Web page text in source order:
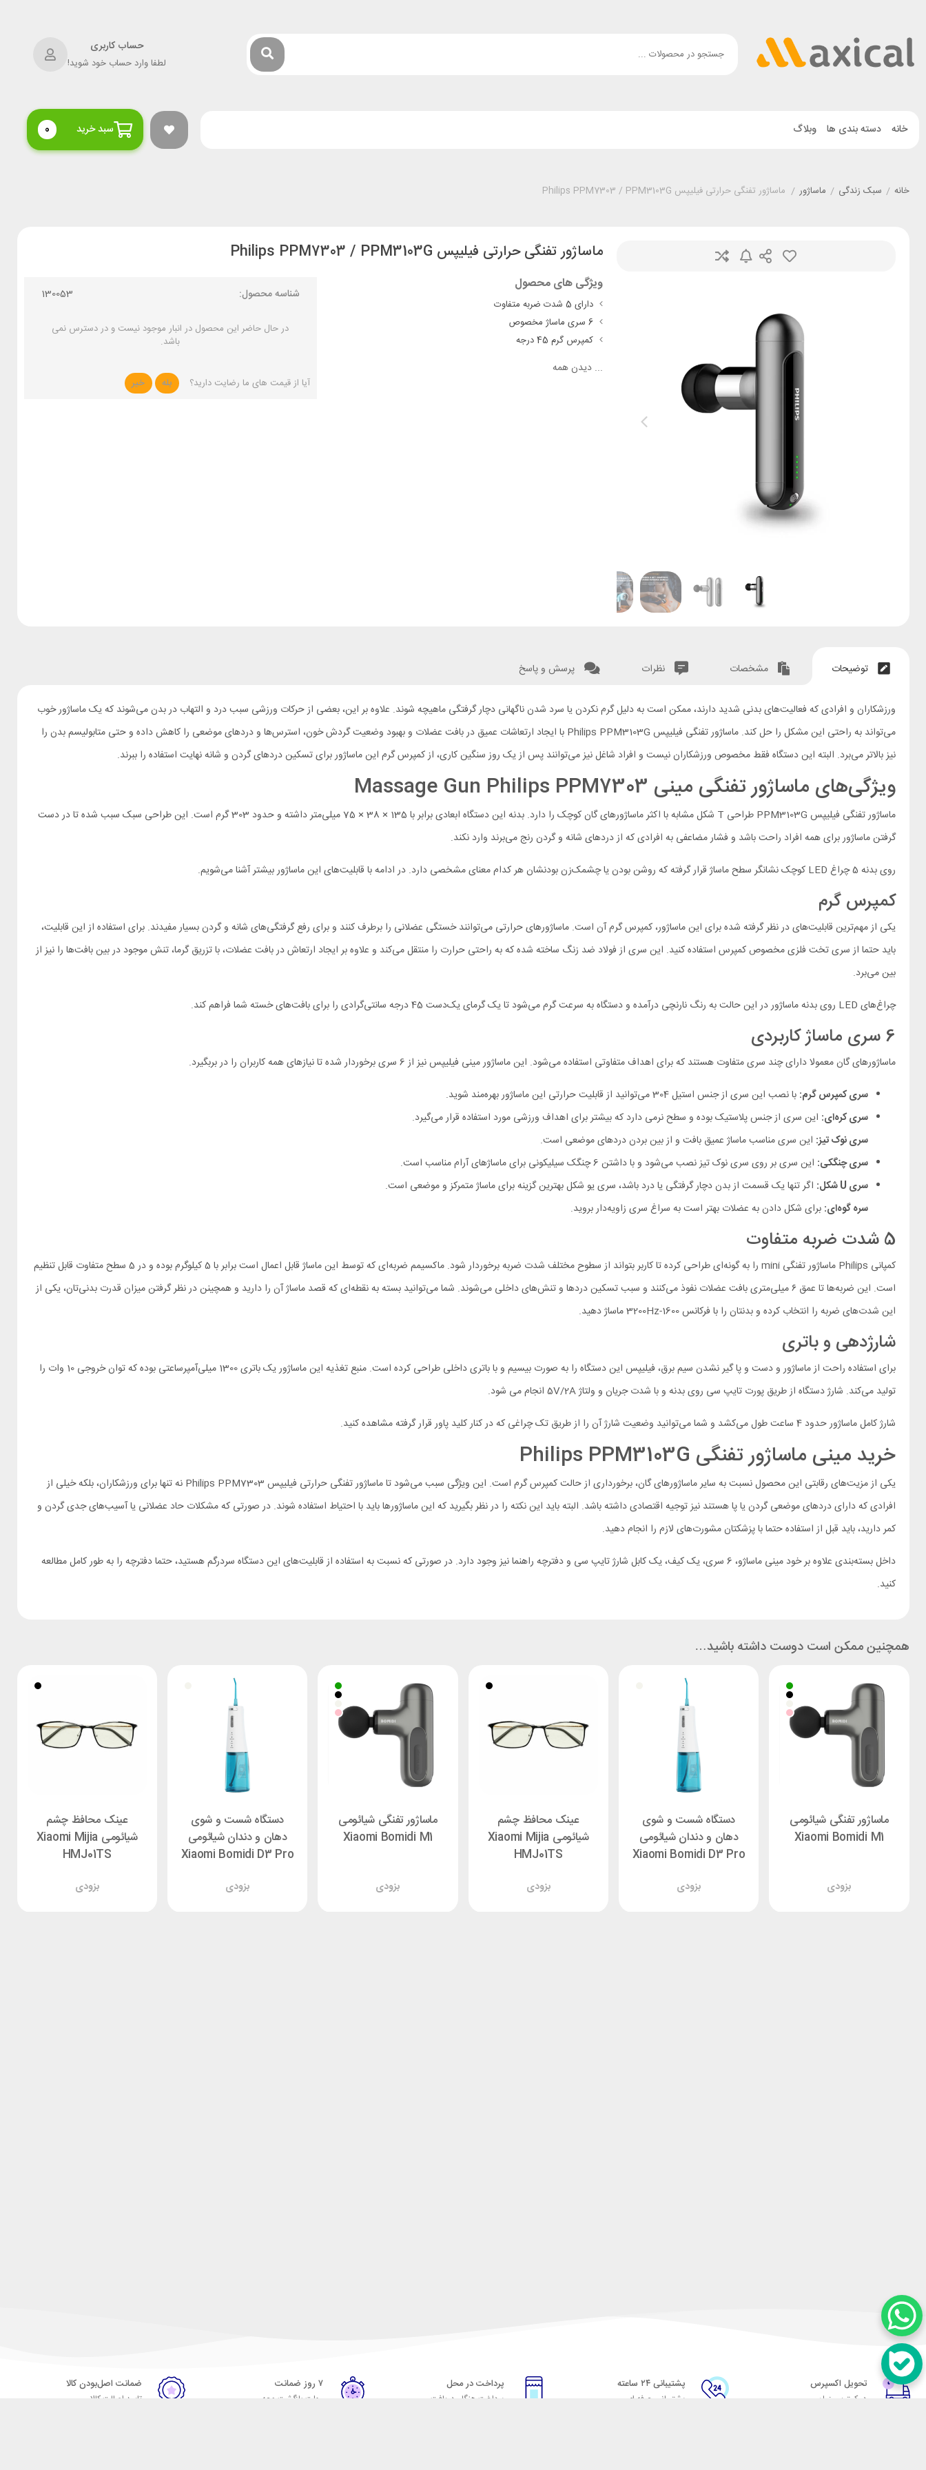
حساب کاربری
لطفا وارد حساب خود شوید!
خانه دسته بندی ها وبلاگ سبد خرید 0
خانه / سبک زندگی / ماساژور / ماساژور تفنگی حرارتی فیلیپس Philips PPM7303 / PPM3103G
ماساژور تفنگی حرارتی فیلیپس Philips PPM7303 / PPM3103G
ویژگی های محصول
دارای 5 شدت ضربه متفاوت
6 سری ماساژ مخصوص
کمپرس گرم 45 درجه
...دیدن همه
شناسه محصول: 130053
در حال حاضر این محصول در انبار موجود نیست و در دسترس نمی
باشد.
آیا از قیمت های ما رضایت دارید؟ بله خیر
توضیحات مشخصات نظرات پرسش و پاسخ
ورزشکاران و افرادی که فعالیت‌های بدنی شدید دارند، ممکن است به دلیل گرم نکردن یا سرد شدن ناگهانی دچار گرفتگی ماهیچه‌ شوند. علاوه بر این، بعضی از حرکات ورزشی سبب درد و التهاب در بدن می‌شوند که یک ماساژور خوب
می‌تواند به راحتی این مشکل را حل کند. ماساژور تفنگی فیلیپس Philips PPM3103G با ایجاد ارتعاشات عمیق در بافت عضلات و بهبود وضعیت گردش خون، استرس‌ها و دردهای موضعی را کاهش داده و حتی متابولیسم بدن را
نیز بالاتر می‌برد. البته این دستگاه فقط مخصوص ورزشکاران نیست و افراد شاغل نیز می‌توانند پس از یک روز سنگین کاری، از کمپرس گرم این ماساژور برای تسکین دردهای گردن و شانه نهایت استفاده را ببرند.
ویژگی‌های ماساژور تفنگی مینی Massage Gun Philips PPM7303
ماساژور تفنگی فیلیپس PPM3103G طراحی T شکل مشابه با اکثر ماساژورهای گان کوچک را دارد. بدنه این دستگاه ابعادی برابر با 135 × 38 × 75 میلی‌متر داشته و حدود 303 گرم است. این طراحی سبک سبب شده تا در دست
گرفتن ماساژور برای همه افراد راحت باشد و فشار مضاعفی به افرادی که از دردهای شانه و گردن رنج می‌برند وارد نکند.
روی بدنه 5 چراغ LED کوچک نشانگر سطح ماساژ قرار گرفته که روشن بودن یا چشمک‌زن بودنشان هر کدام معنای مشخصی دارد. در ادامه با قابلیت‌های این ماساژور بیشتر آشنا می‌شویم.
کمپرس گرم
یکی از مهم‌ترین قابلیت‌های در نظر گرفته شده برای این ماساژور، کمپرس گرم آن است. ماساژورهای حرارتی می‌توانند خستگی عضلانی را برطرف کنند و برای رفع گرفتگی‌های شانه و گردن بسیار مفیدند. برای استفاده از این قابلیت،
باید حتما از سری تخت فلزی مخصوص کمپرس استفاده کنید. این سری از فولاد ضد زنگ ساخته شده که به راحتی حرارت را منتقل می‌کند و علاوه بر ایجاد ارتعاش در بافت عضلات، با تزریق گرما، تنش موجود در بین بافت‌ها را نیز از
بین می‌برد.
چراغ‌های LED روی بدنه ماساژور در این حالت به رنگ نارنچی درآمده و دستگاه به سرعت گرم می‌شود تا یک گرمای یک‌دست 45 درجه سانتی‌گرادی را برای بافت‌های خسته شما فراهم کند.
6 سری ماساژ کاربردی
ماساژورهای گان معمولا دارای چند سری متفاوت هستند که برای اهداف متفاوتی استفاده می‌شود. این ماساژور مینی فیلیپس نیز از 6 سری برخوردار شده تا نیازهای همه کاربران را در بربگیرد.
سری کمپرس گرم: با نصب این سری از جنس استیل 304 می‌توانید از قابلیت حرارتی این ماساژور بهره‌مند شوید.
سری کره‌ای: این سری از جنس پلاستیک بوده و سطح نرمی دارد که بیشتر برای اهداف ورزشی مورد استفاده قرار می‌گیرد.
سری نوک تیز: این سری مناسب ماساژ عمیق بافت و از بین بردن دردهای موضعی است.
سری چنگکی: این سری بر روی سری نوک تیز نصب می‌شود و با داشتن 6 چنگک سیلیکونی برای ماساژهای آرام مناسب است.
سری U شکل:
اگر تنها یک قسمت از بدن دچار گرفتگی یا درد باشد، سری یو شکل بهترین گزینه برای ماساژ متمرکز و موضعی است.
سره گوه‌ای: برای شکل دادن به عضلات بهتر است به سراغ سری زاویه‌دار بروید.
5 شدت ضربه متفاوت
کمپانی Philips ماساژور تفنگی mini را به گونه‌ای طراحی کرده تا کاربر بتواند از سطوح مختلف شدت ضربه برخوردار شود. ماکسیمم ضربه‌ای که توسط این ماساژ قابل اعمال است برابر با 5 کیلوگرم بوده و در 5 سطح متفاوت قابل تنظیم
است. این ضربه‌ها تا عمق ۶ میلی‌متری بافت عضلات نفوذ می‌کنند و سبب تسکین دردها و تنش‌های داخلی می‌شوند. شما می‌توانید بسته به نقطه‌ای که قصد ماساژ آن را دارید و همچینن در نظر گرفتن میزان قدرت بدنی‌تان، یکی از
این شدت‌های ضربه را انتخاب کرده و بدنتان را با فرکانس 1600-3200Hz ماساژ دهید.
شارژدهی و باتری
برای استفاده راحت از ماساژور و دست و پا گیر نشدن سیم برق، فیلیپس این دستگاه را به صورت بیسیم و با باتری داخلی طراحی کرده است. منبع تغذیه این ماساژور یک باتری 1300 میلی‌آمپرساعتی بوده که توان خروجی 10 وات را
تولید می‌کند. شارژ دستگاه از طریق پورت تایپ سی روی بدنه و با شدت جریان و ولتاژ 5V/2A انجام می شود.
شارژ کامل ماساژور حدود 4 ساعت طول می‌کشد و شما می‌توانید وضعیت شارژ آن را از طریق تک چراغی که در کنار کلید پاور قرار گرفته مشاهده کنید.
خرید مینی ماساژور تفنگی Philips PPM3103G
یکی از مزیت‌های رقابتی این محصول نسبت به سایر ماساژورهای گان، برخورداری از حالت کمپرس گرم است. این ویژگی سبب می‌شود تا ماساژور تفنگی حرارتی فیلیپس Philips PPM7303 نه تنها برای ورزشکاران، بلکه خیلی از
افرادی که دارای دردهای موضعی گردن یا پا هستند نیز توجیه اقتصادی داشته باشد. البته باید این نکته را در نظر بگیرید که این ماساژورها باید با احتیاط استفاده شوند. در صورتی که مشکلات حاد عضلانی یا آسیب‌های جدی گردن و
کمر دارید، باید قبل از استفاده حتما با پزشکتان مشورت‌های لازم را انجام دهید.
داخل بسته‌بندی علاوه بر خود مینی ماساژو، 6 سری، یک کیف، یک کابل شارژ تایپ سی و دفترچه راهنما نیز وجود دارد. در صورتی که نسبت به استفاده از قابلیت‌های این دستگاه سردرگم هستید، حتما دفترچه را به طور کامل مطالعه
کنید.
همچنین ممکن است دوست داشته باشید…
ماساژور تفنگی شیائومی
Xiaomi Bomidi M1
بزودی
دستگاه شست و شوی
دهان و دندان شیائومی
Xiaomi Bomidi D3 Pro
بزودی
عینک محافظ چشم
شیائومی Xiaomi Mijia
HMJ01TS
بزودی
ماساژور تفنگی شیائومی
Xiaomi Bomidi M1
بزودی
دستگاه شست و شوی
دهان و دندان شیائومی
Xiaomi Bomidi D3 Pro
بزودی
عینک محافظ چشم
شیائومی Xiaomi Mijia
HMJ01TS
بزودی
تحویل اکسپرس
در کمترین زمان
پشتیبانی ۲۴ ساعته
پشتیبانی حرفه ای
پرداخت در محل
پرداخت هنگام دریافت
۷ روز ضمانت
مهلت بازگشت وجه
ضمانت اصل‌بودن کالا
تایید اصالت کالا